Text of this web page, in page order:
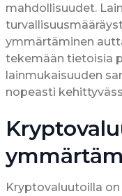
mahdollisuudet.
ymmärtäminen
tekemään tietoisia
lainmukaisuuden
nopeasti
Kryptovaluutoilla